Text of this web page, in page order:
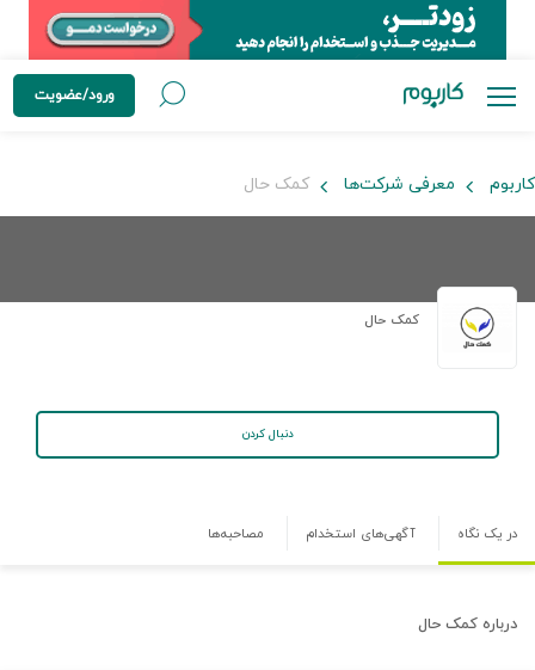
ورود/عضویت
کاربوم معرفی شرکت‌ها کمک حال
کمک حال
دنبال کردن
در یک نگاه آگهی‌های استخدام مصاحبه‌ها
درباره کمک حال